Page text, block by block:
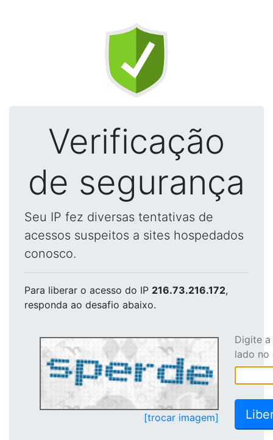
Verificação
de segurança
Seu IP fez diversas tentativas de
acessos suspeitos a sites hospedados
conosco.
Para liberar o acesso do IP 216.73.216.172,
responda ao desafio abaixo.
[trocar imagem]
Digite
lado no